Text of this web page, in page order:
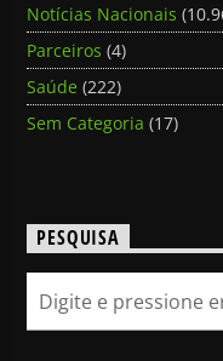
Notícias Nacionais
Parceiros (4)
Saúde (222)
Sem Categoria (17)
PESQUISA